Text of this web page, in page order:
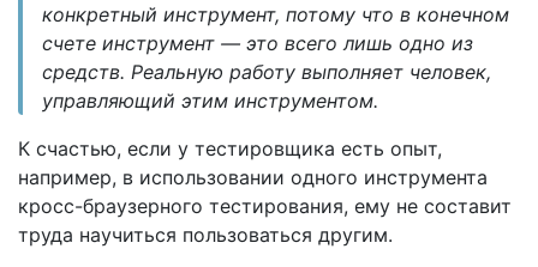
конкретный инструмент, потому что в конечном
счете инструмент — это всего лишь одно из
средств. Реальную работу выполняет человек,
управляющий этим инструментом.
К счастью, если у тестировщика есть опыт,
например, в использовании одного инструмента
кросс-браузерного тестирования, ему не составит
труда научиться пользоваться другим.